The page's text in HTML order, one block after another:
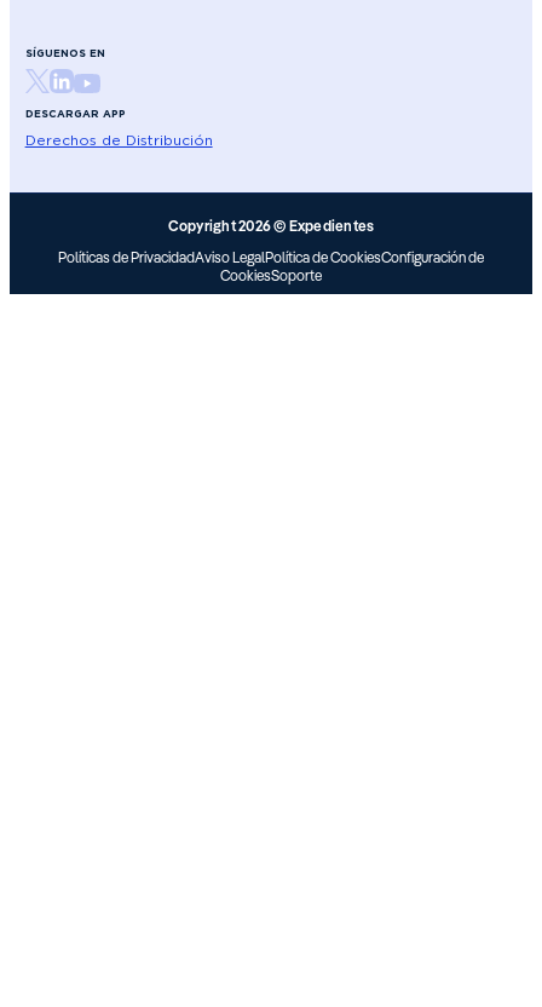
SÍGUENOS EN
DESCARGAR APP
Derechos de Distribución
Copyright 2026 © Expedientes
Políticas de PrivacidadAviso LegalPolítica de CookiesConfiguración de
CookiesSoporte